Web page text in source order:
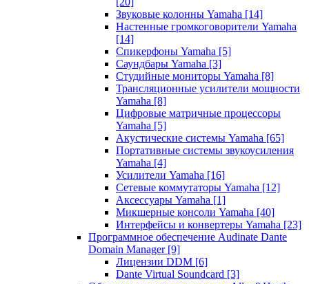
Звуковые колонны Yamaha [14]
Настенные громкоговорители Yamaha
[14]
Спикерфоны Yamaha [5]
Саундбары Yamaha [3]
Студийные мониторы Yamaha [8]
Трансляционные усилители мощности
Yamaha [8]
Цифровые матричные процессоры
Yamaha [5]
Акустические системы Yamaha [65]
Портативные системы звукоусиления
Yamaha [4]
Усилители Yamaha [16]
Сетевые коммутаторы Yamaha [12]
Аксессуары Yamaha [1]
Микшерные консоли Yamaha [40]
Интерфейсы и конвертеры Yamaha [23]
Программное обеспечение Audinate Dante
Domain Manager [9]
Лицензии DDM [6]
Dante Virtual Soundcard [3]